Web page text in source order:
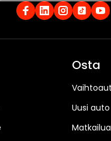
Osta
Uusi auto